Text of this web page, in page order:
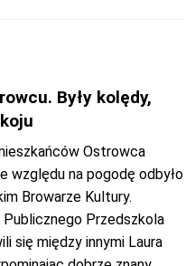
Były kolędy,
Ostrowca
względu na pogodę odbyło
Browarze Kultury.
Przedszkola
się między innymi Laura